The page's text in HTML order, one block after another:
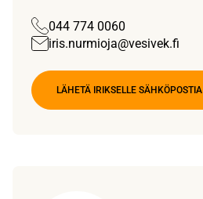
044 774 0060
iris.nurmioja@vesivek.fi
LÄHETÄ IRIKSELLE SÄHKÖPOSTIA